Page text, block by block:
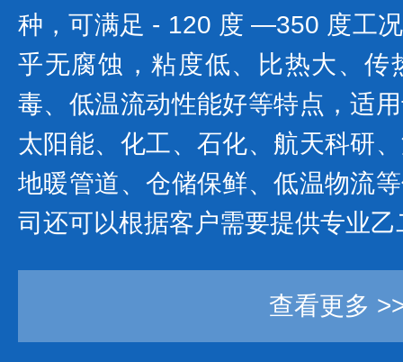
种，可满足 - 120 度 —350 度工
乎无腐蚀，粘度低、比热大、传
毒、低温流动性能好等特点，适
太阳能、化工、石化、航天科研
地暖管道、仓储保鲜、低温物流
司还可以根据客户需要提供专业
查看更多